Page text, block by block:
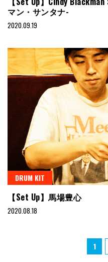
マン・サンタナ-
2020.09.19
DRUM KIT
【Set Up】馬場豊心
2020.08.18
Page
1